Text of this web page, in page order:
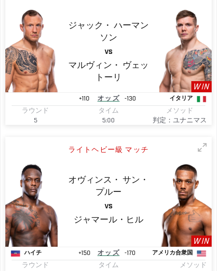
ジャック・
ハーマン
ソン
VS
マルヴィン・
ヴェッ
トーリ
WIN
+110 オッズ -130 イタリア
ラウンド
5
タイム
5:00
メソッド
判定：ユナニマス
ライトヘビー級 マッチ
オヴィンス・
サン・
プルー
VS
ジャマール・ヒル
WIN
ハイチ +150 オッズ -170 アメリカ合衆国
ラウンド
タイム
メソッド